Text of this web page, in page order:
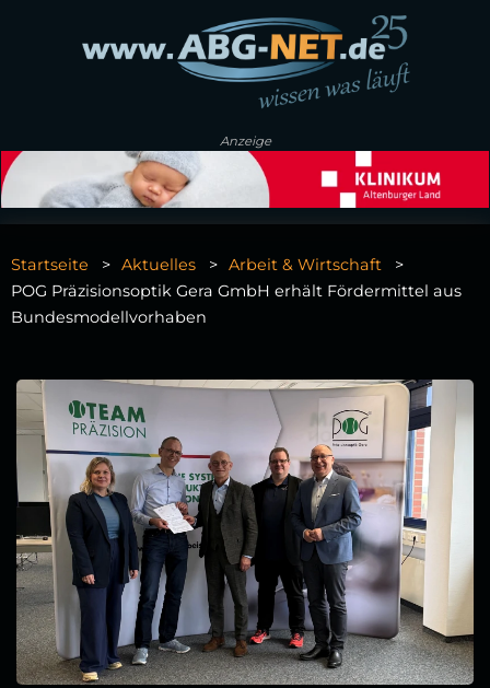
Anzeige
Startseite Aktuelles
Arbeit & Wirtschaft
POG Präzisionsoptik Gera GmbH erhält Fördermittel aus
Bundesmodellvorhaben